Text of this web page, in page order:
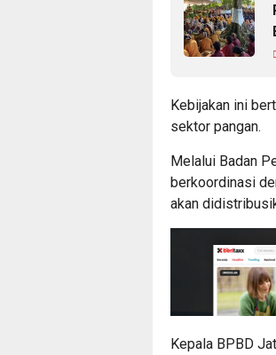
Kebijakan ini
sektor pangan.
Melalui Badan
berkoordinasi
akan
Kepala BPBD